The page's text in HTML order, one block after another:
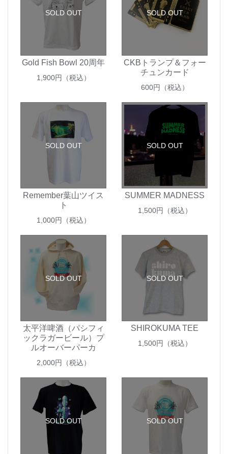
SOLD OUT
Gold Fish Bowl 20周年
1,900円（税込）
SOLD OUT
CKBトランプ＆フォー
チュンカード
600円（税込）
SOLD OUT
Remember葉山ツイス
ト
1,000円（税込）
SOLD OUT
SUMMER MADNESS
1,500円（税込）
SOLD OUT
太平洋啤酒（パシフィ
ックラガービール）プ
ルオーバーパーカ
2,000円（税込）
SOLD OUT
SHIROKUMA TEE
1,500円（税込）
SOLD OUT SOLD OUT